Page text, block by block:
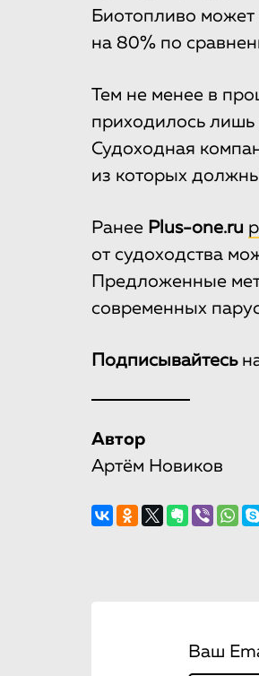
Биотопливо может
на 80% по
Тем не менее в
приходилось лишь
Судоходная
из которых
Ранее Plus-one.ru
от судоходства
Предложенные
современных
Подписывайтесь
Автор
Артём Новиков
Ваш